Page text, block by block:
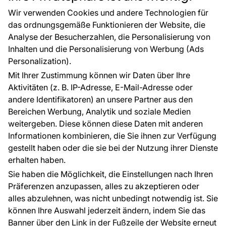
Wir verwenden Cookies und andere Technologien für
das ordnungsgemäße Funktionieren der Website, die
Analyse der Besucherzahlen, die Personalisierung von
Inhalten und die Personalisierung von Werbung (Ads
Personalization).
Mit Ihrer Zustimmung können wir Daten über Ihre
Aktivitäten (z. B. IP-Adresse, E-Mail-Adresse oder
andere Identifikatoren) an unsere Partner aus den
Bereichen Werbung, Analytik und soziale Medien
weitergeben. Diese können diese Daten mit anderen
Informationen kombinieren, die Sie ihnen zur Verfügung
gestellt haben oder die sie bei der Nutzung ihrer Dienste
erhalten haben.
Sie haben die Möglichkeit, die Einstellungen nach Ihren
Präferenzen anzupassen, alles zu akzeptieren oder
alles abzulehnen, was nicht unbedingt notwendig ist. Sie
können Ihre Auswahl jederzeit ändern, indem Sie das
Banner über den Link in der Fußzeile der Website erneut
Großhandel
Raumvisualisierung
Tapetenmuster
FÜR SIE
Blog
EU-Projekte
Ratschläge und Tipps
FAQ
ÜBER DAS UNTERNEHMEN
Kontakt
Haben Sie Fragen? Wir helfen Ihnen gerne weiter
und beraten Sie persönlich.
+49 781 95633072
service@tapeteneshop.de